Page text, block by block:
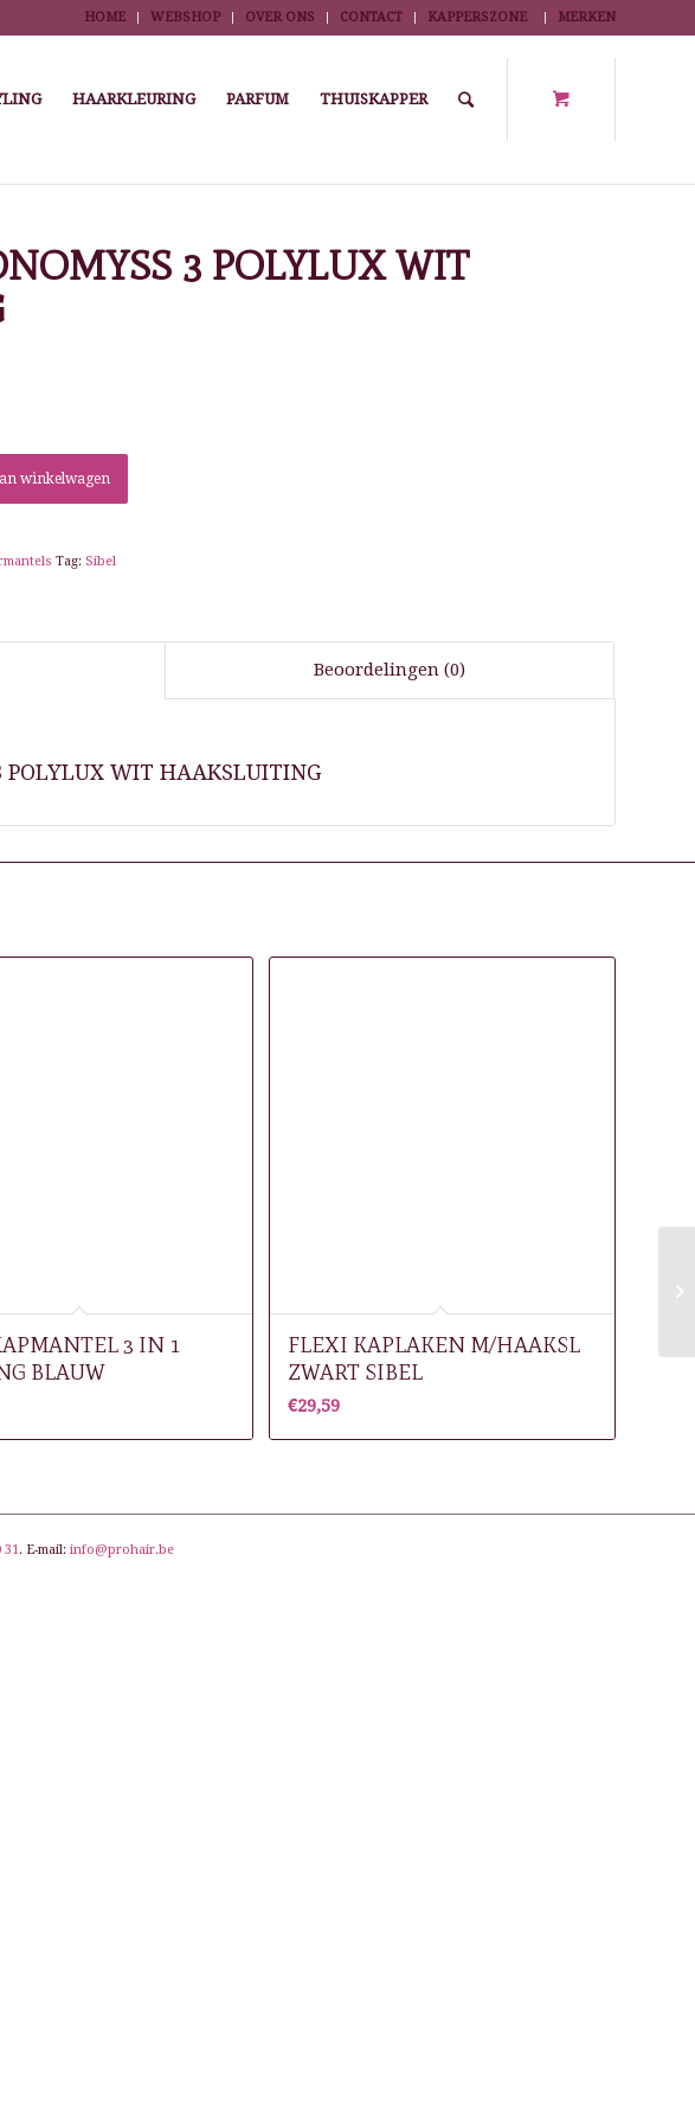
HOME WEBSHOP OVER ONS CONTACT KAPPERSZONE MERKEN
HAARKLEURING PARFUM THUISKAPPER
3 POLYLUX WIT
winkelwagen
Tag:Sibel
Beoordelingen (0)
POLYLUX WIT HAAKSLUITING
3 IN 1
BLAUW
FLEXI KAPLAKEN M/HAAKSL
ZWART SIBEL
€29,59
31. E-mail: info@prohair.be